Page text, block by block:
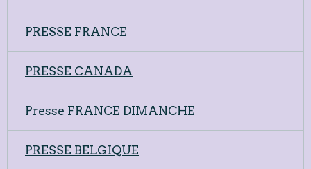
PRESSE FRANCE
PRESSE CANADA
Presse FRANCE DIMANCHE
PRESSE BELGIQUE